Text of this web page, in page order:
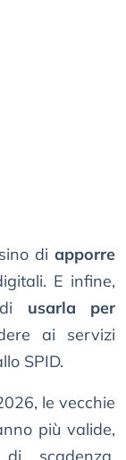
diapporre
E infine,
usarla per
ai servizi
SPID.
le vecchie
più valide,